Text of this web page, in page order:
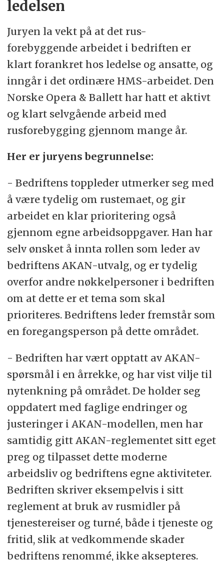
ledelsen
Juryen la vekt på at det rus-
forebyggende arbeidet i bedriften er
klart forankret hos ledelse og ansatte, og
inngår i det ordinære HMS-arbeidet. Den
Norske Opera & Ballett har hatt et aktivt
og klart selvgående arbeid med
rusforebygging gjennom mange år.
Her er juryens begrunnelse:
- Bedriftens toppleder utmerker seg med
å være tydelig om rustemaet, og gir
arbeidet en klar prioritering også
gjennom egne arbeidsoppgaver. Han har
selv ønsket å innta rollen som leder av
bedriftens AKAN-utvalg, og er tydelig
overfor andre nøkkelpersoner i bedriften
om at dette er et tema som skal
prioriteres. Bedriftens leder fremstår som
en foregangsperson på dette området.
- Bedriften har vært opptatt av AKAN-
spørsmål i en årrekke, og har vist vilje til
nytenkning på området. De holder seg
oppdatert med faglige endringer og
justeringer i AKAN-modellen, men har
samtidig gitt AKAN-reglementet sitt eget
preg og tilpasset dette moderne
arbeidsliv og bedriftens egne aktiviteter.
Bedriften skriver eksempelvis i sitt
reglement at bruk av rusmidler på
tjenestereiser og turné, både i tjeneste og
fritid, slik at vedkommende skader
bedriftens renommé, ikke aksepteres.